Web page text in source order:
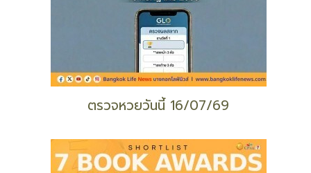
ตรวจหวยวันนี้ 16/07/69